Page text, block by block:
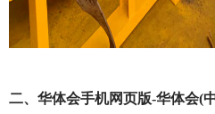
二、华体会手机网页版-华体会(